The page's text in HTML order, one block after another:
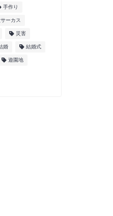
手作り
ーカス
災害
婚 結婚式
遊園地